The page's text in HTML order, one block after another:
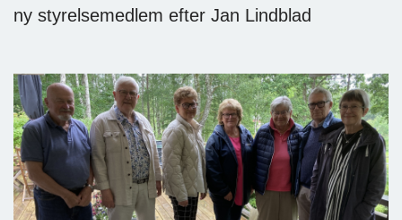
ny styrelsemedlem efter Jan Lindblad